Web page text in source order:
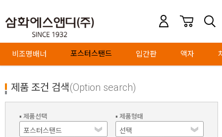
비조명배너 포스터스탠드 입간판 액자
제품 조건 검색(Option search)
▪ 제품선택 ▪ 제품형태